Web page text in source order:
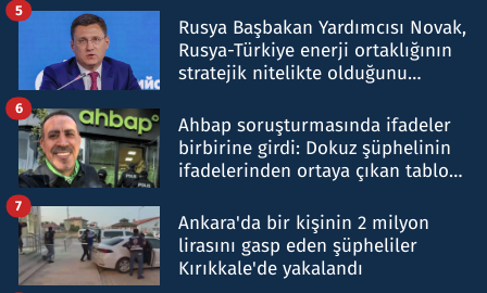
Rusya Başbakan Yardımcısı Novak,
Rusya-Türkiye enerji ortaklığının
stratejik nitelikte olduğunu
5
Ahbap soruşturmasında ifadeler
birbirine girdi: Dokuz şüphelinin
ifadelerinden ortaya çıkan tablo
6
Ankara'da bir kişinin 2 milyon
lirasını gasp eden şüpheliler
Kırıkkale'de yakalandı
7